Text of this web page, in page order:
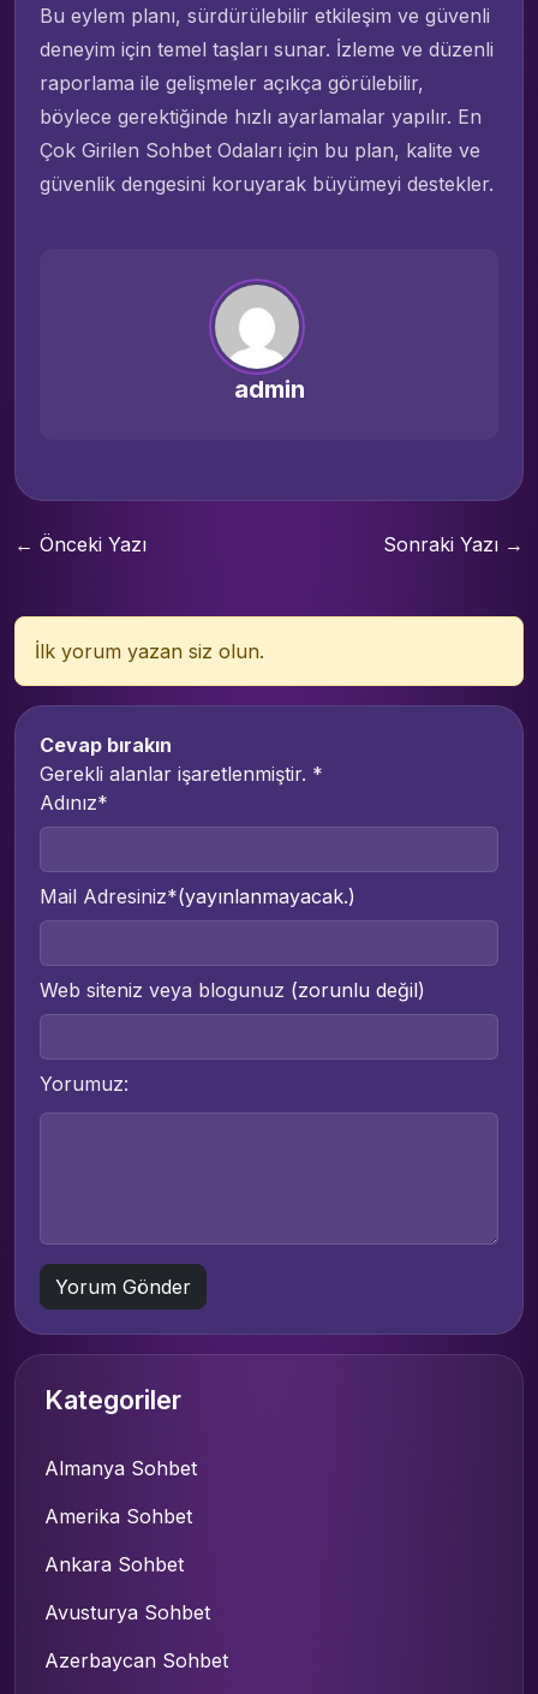
Bu eylem planı, sürdürülebilir etkileşim ve güvenli
deneyim için temel taşları sunar. İzleme ve düzenli
raporlama ile gelişmeler açıkça görülebilir,
böylece gerektiğinde hızlı ayarlamalar yapılır. En
Çok Girilen Sohbet Odaları için bu plan, kalite ve
güvenlik dengesini koruyarak büyümeyi destekler.
admin
← Önceki Yazı Sonraki Yazı →
İlk yorum yazan siz olun.
Cevap bırakın
Gerekli alanlar işaretlenmiştir. *
Adınız*
Mail Adresiniz*(yayınlanmayacak.)
Web siteniz veya blogunuz (zorunlu değil)
Yorumuz:
Kategoriler
Almanya Sohbet
Amerika Sohbet
Ankara Sohbet
Avusturya Sohbet
Azerbaycan Sohbet